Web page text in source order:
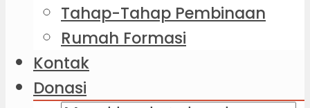
Tahap-Tahap Pembinaan
Rumah Formasi
Kontak
Donasi